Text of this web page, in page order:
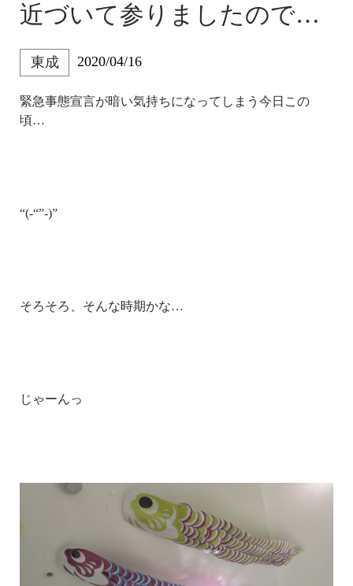
近づいて参りましたので…
東成 2020/04/16
緊急事態宣言が暗い気持ちになってしまう今日この
頃…
“(-“”-)”
そろそろ、そんな時期かな…
じゃーんっ